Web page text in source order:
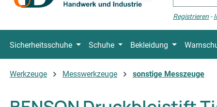
Registrieren -
Sicherheitsschuhe Schuhe Bekleidung
Werkzeuge Messwerkzeuge sonstige Messzeuge